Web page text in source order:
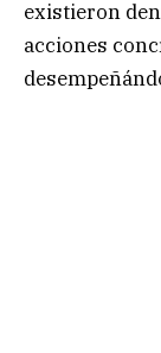
existieron
acciones